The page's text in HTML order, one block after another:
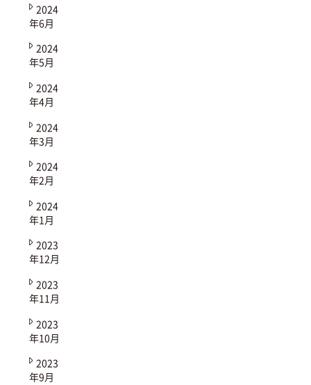
2024
年6月
2024
年5月
2024
年4月
2024
年3月
2024
年2月
2024
年1月
2023
年12月
2023
年11月
2023
年10月
2023
年9月